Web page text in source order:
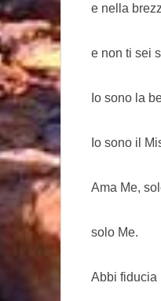
e nella
e non ti sei
Io sono la
Io sono il
Ama Me,
solo Me.
Abbi fiducia